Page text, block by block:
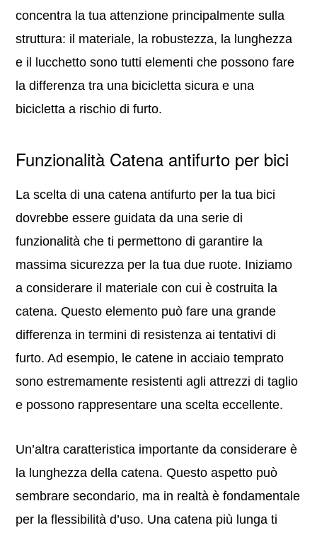
concentra la tua attenzione principalmente sulla
struttura: il materiale, la robustezza, la lunghezza
e il lucchetto sono tutti elementi che possono fare
la differenza tra una bicicletta sicura e una
bicicletta a rischio di furto.
Funzionalità Catena antifurto per bici
La scelta di una catena antifurto per la tua bici
dovrebbe essere guidata da una serie di
funzionalità che ti permettono di garantire la
massima sicurezza per la tua due ruote. Iniziamo
a considerare il materiale con cui è costruita la
catena. Questo elemento può fare una grande
differenza in termini di resistenza ai tentativi di
furto. Ad esempio, le catene in acciaio temprato
sono estremamente resistenti agli attrezzi di taglio
e possono rappresentare una scelta eccellente.
Un’altra caratteristica importante da considerare è
la lunghezza della catena. Questo aspetto può
sembrare secondario, ma in realtà è fondamentale
per la flessibilità d’uso. Una catena più lunga ti